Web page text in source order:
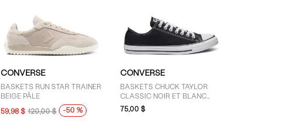
CONVERSE
BASKETS RUN STAR TRAINER
BEIGE PÂLE
59,98 $ 120,00 $ -50 %
CONVERSE
BASKETS CHUCK TAYLOR
CLASSIC NOIR ET BLANC
POUR HOMMES
75,00 $